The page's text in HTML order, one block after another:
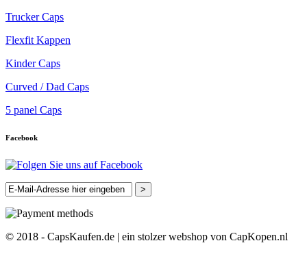
Trucker Caps
Flexfit Kappen
Kinder Caps
Curved / Dad Caps
5 panel Caps
Facebook
>
© 2018 - CapsKaufen.de | ein stolzer webshop von CapKopen.nl